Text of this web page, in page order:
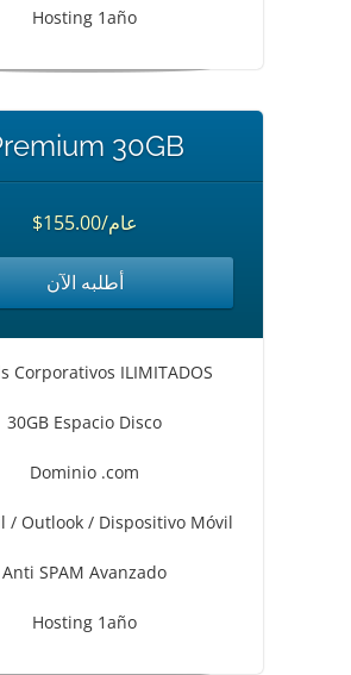
Hosting 1año
30GB
$155.00/عام
أطلبه الآن
Corporativos ILIMITADOS
30GB Espacio Disco
Dominio .com
/ Outlook / Dispositivo Móvil
Anti SPAM Avanzado
Hosting 1año